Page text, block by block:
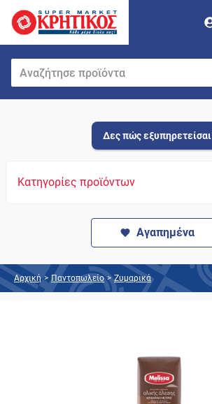
Δες πώς εξυπηρετείσαι
Κατηγορίες προϊόντων
Αγαπημένα
Αρχική > Παντοπωλείο > Ζυμαρικά